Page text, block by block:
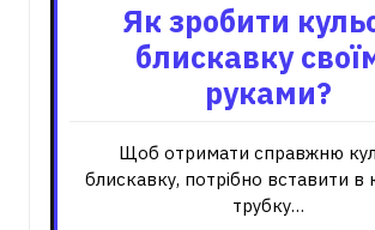
Як зробити
блискавку
руками?
Щоб отримати справжню
блискавку, потрібно вставити в
трубку…